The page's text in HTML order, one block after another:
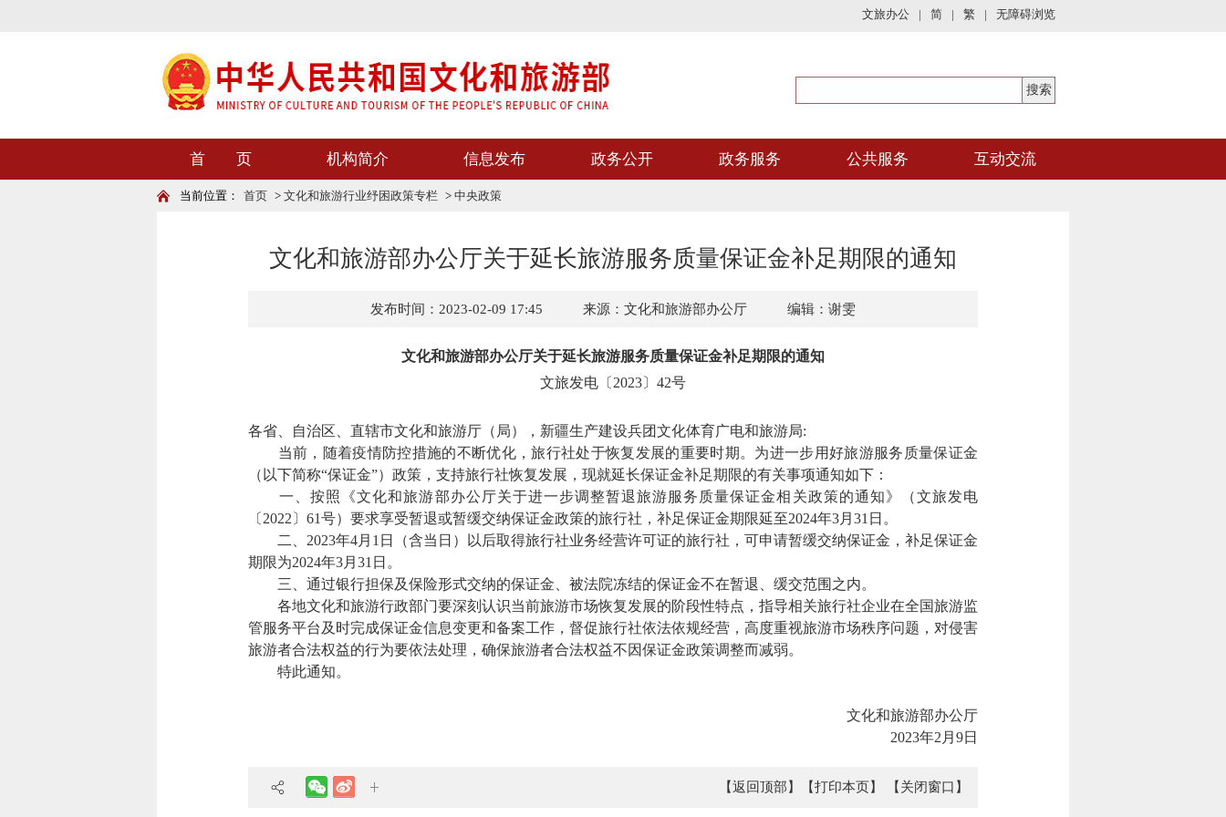
文旅办公 | 简 | 繁 | 无障碍浏览
首 页 机构简介 信息发布 政务公开 政务服务 公共服务 互动交流
当前位置： 首页 > 文化和旅游行业纾困政策专栏 > 中央政策
文化和旅游部办公厅关于延长旅游服务质量保证金补足期限的通知
发布时间：2023-02-09 17:45 来源：文化和旅游部办公厅 编辑：谢雯
文化和旅游部办公厅关于延长旅游服务质量保证金补足期限的通知
文旅发电〔2023〕42号
各省、自治区、直辖市文化和旅游厅（局），新疆生产建设兵团文化体育广电和旅游局:
当前，随着疫情防控措施的不断优化，旅行社处于恢复发展的重要时期。为进一步用好旅游服务质量保证金
（以下简称“保证金”）政策，支持旅行社恢复发展，现就延长保证金补足期限的有关事项通知如下：
一、按照《文化和旅游部办公厅关于进一步调整暂退旅游服务质量保证金相关政策的通知》（文旅发电
〔2022〕61号）要求享受暂退或暂缓交纳保证金政策的旅行社，补足保证金期限延至2024年3月31日。
二、2023年4月1日（含当日）以后取得旅行社业务经营许可证的旅行社，可申请暂缓交纳保证金，补足保证金
期限为2024年3月31日。
三、通过银行担保及保险形式交纳的保证金、被法院冻结的保证金不在暂退、缓交范围之内。
各地文化和旅游行政部门要深刻认识当前旅游市场恢复发展的阶段性特点，指导相关旅行社企业在全国旅游监
管服务平台及时完成保证金信息变更和备案工作，督促旅行社依法依规经营，高度重视旅游市场秩序问题，对侵害
旅游者合法权益的行为要依法处理，确保旅游者合法权益不因保证金政策调整而减弱。
特此通知。
文化和旅游部办公厅
2023年2月9日
【返回顶部】 【打印本页】 【关闭窗口】